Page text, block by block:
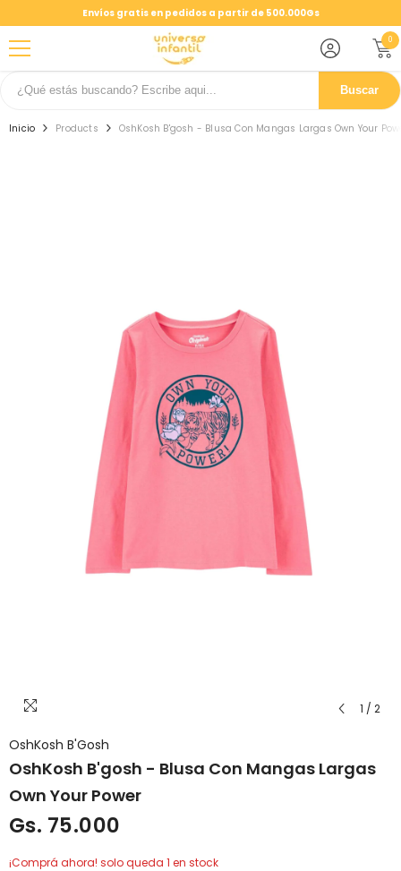
SALTAR AL CONTENIDO
Envíos gratis en pedidos a partir de 500.000Gs
00
Buscar
Inicio Products OshKosh B'gosh - Blusa Con Mangas Largas Own Your
1 / 2
OshKosh B'Gosh
OshKosh B'gosh - Blusa Con Mangas Largas
Own Your Power
Gs. 75.000
¡Comprá ahora! solo queda 1 en stock